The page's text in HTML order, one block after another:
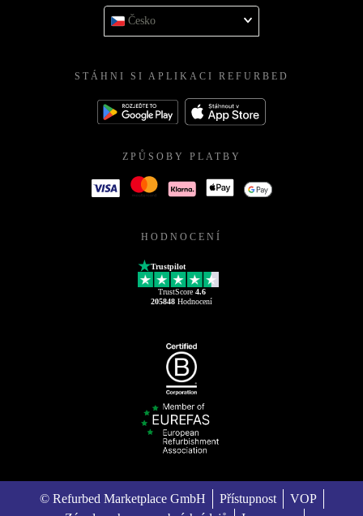
Česko
STÁHNI SI APLIKACI REFURBED
ZPŮSOBY PLATBY
HODNOCENÍ
Trustpilot
TrustScore 4.6
205848 Hodnocení
© Refurbed Marketplace GmbH Přístupnost
VOP